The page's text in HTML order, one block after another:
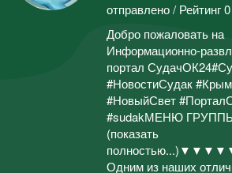
отправлено / Рейтинг 0
Добро пожаловать на
Информационно-
портал
#НовостиСудак
#НовыйСвет
#sudakМЕНЮ
(показать
Одним из наших